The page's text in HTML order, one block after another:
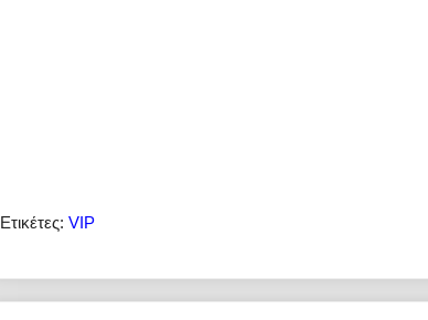
Ετικέτες: VIP